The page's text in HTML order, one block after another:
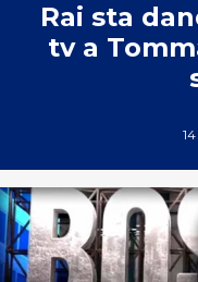
Rai sta
tv a